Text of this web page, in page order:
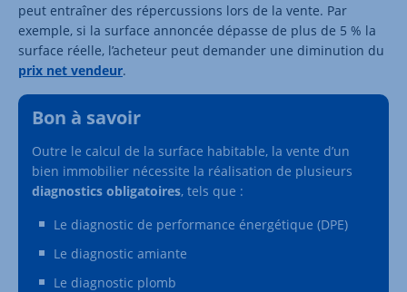
peut entraîner des répercussions lors de la vente. Par
exemple, si la surface annoncée dépasse de plus de 5 % la
surface réelle, l’acheteur peut demander une diminution du
prix net vendeur.
Bon à savoir
Outre le calcul de la surface habitable, la vente d’un
bien immobilier nécessite la réalisation de plusieurs
diagnostics obligatoires, tels que :
Le diagnostic de performance énergétique (DPE)
Le diagnostic amiante
Le diagnostic plomb